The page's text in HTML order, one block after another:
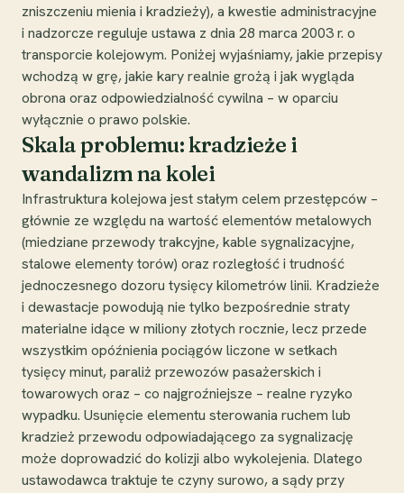
zniszczeniu mienia i kradzieży), a kwestie administracyjne
i nadzorcze reguluje ustawa z dnia 28 marca 2003 r. o
transporcie kolejowym. Poniżej wyjaśniamy, jakie przepisy
wchodzą w grę, jakie kary realnie grożą i jak wygląda
obrona oraz odpowiedzialność cywilna – w oparciu
wyłącznie o prawo polskie.
Skala problemu: kradzieże i
wandalizm na kolei
Infrastruktura kolejowa jest stałym celem przestępców –
głównie ze względu na wartość elementów metalowych
(miedziane przewody trakcyjne, kable sygnalizacyjne,
stalowe elementy torów) oraz rozległość i trudność
jednoczesnego dozoru tysięcy kilometrów linii. Kradzieże
i dewastacje powodują nie tylko bezpośrednie straty
materialne idące w miliony złotych rocznie, lecz przede
wszystkim opóźnienia pociągów liczone w setkach
tysięcy minut, paraliż przewozów pasażerskich i
towarowych oraz – co najgroźniejsze – realne ryzyko
wypadku. Usunięcie elementu sterowania ruchem lub
kradzież przewodu odpowiadającego za sygnalizację
może doprowadzić do kolizji albo wykolejenia. Dlatego
ustawodawca traktuje te czyny surowo, a sądy przy